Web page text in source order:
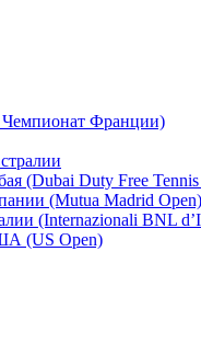
Франции)
(Dubai Duty Free Tennis
(Mutua Madrid Open)
(Internazionali BNL
(US Open)